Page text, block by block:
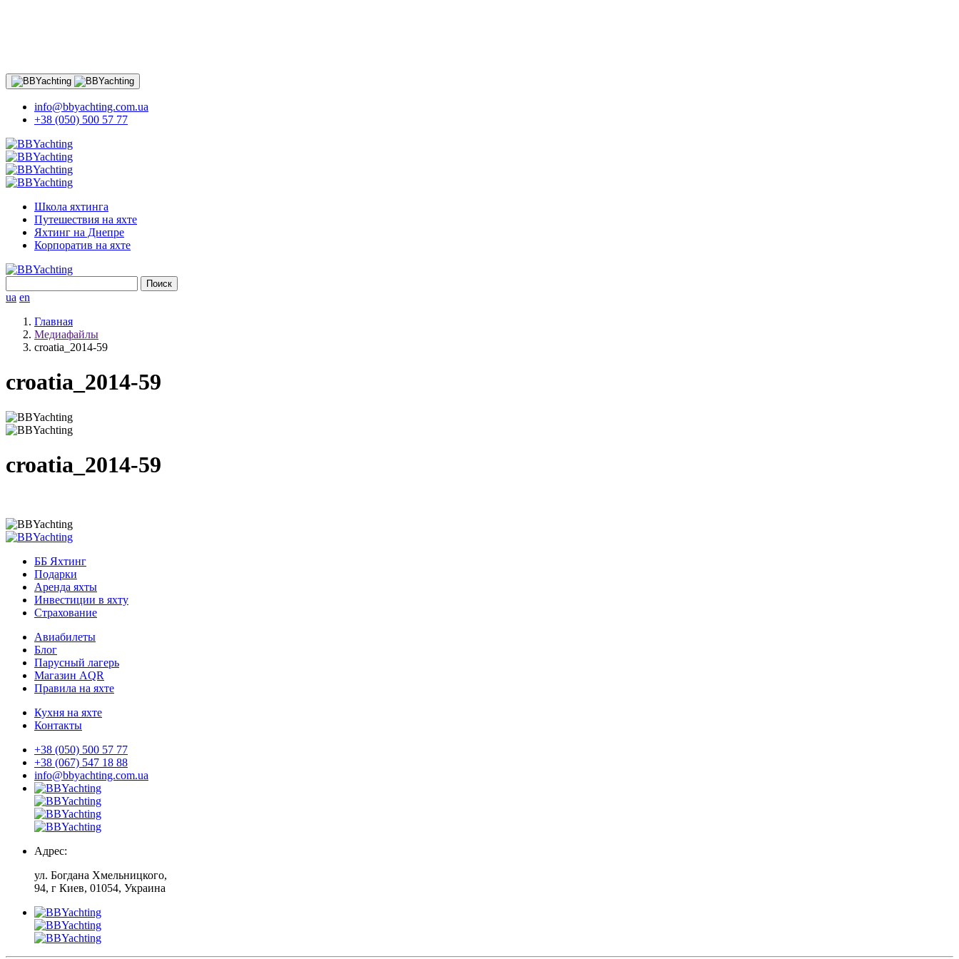
info@bbyachting.com.ua
+38 (050) 500 57 77
Школа яхтинга
Путешествия на яхте
Яхтинг на Днепре
Корпоратив на яхте
ua en
Главная
Медиафайлы
croatia_2014-59
croatia_2014-59
croatia_2014-59
ББ Яхтинг
Подарки
Аренда яхты
Инвестиции в яхту
Страхование
Авиабилеты
Блог
Парусный лагерь
Магазин AQR
Правила на яхте
Кухня на яхте
Контакты
+38 (050) 500 57 77
+38 (067) 547 18 88
info@bbyachting.com.ua
Адрес:
ул. Богдана Хмельницкого,
94, г Киев, 01054, Украина